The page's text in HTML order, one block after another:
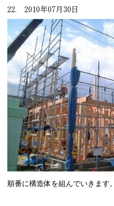
22. 2010年07月30日
順番に構造体を組んでいきます。